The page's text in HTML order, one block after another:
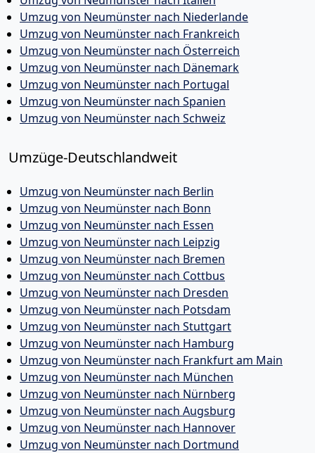
Umzug von Neumünster nach Niederlande
Umzug von Neumünster nach Frankreich
Umzug von Neumünster nach Österreich
Umzug von Neumünster nach Dänemark
Umzug von Neumünster nach Portugal
Umzug von Neumünster nach Spanien
Umzug von Neumünster nach Schweiz
Umzüge-Deutschlandweit
Umzug von Neumünster nach Berlin
Umzug von Neumünster nach Bonn
Umzug von Neumünster nach Essen
Umzug von Neumünster nach Leipzig
Umzug von Neumünster nach Bremen
Umzug von Neumünster nach Cottbus
Umzug von Neumünster nach Dresden
Umzug von Neumünster nach Potsdam
Umzug von Neumünster nach Stuttgart
Umzug von Neumünster nach Hamburg
Umzug von Neumünster nach Frankfurt am Main
Umzug von Neumünster nach München
Umzug von Neumünster nach Nürnberg
Umzug von Neumünster nach Augsburg
Umzug von Neumünster nach Hannover
Umzug von Neumünster nach Dortmund